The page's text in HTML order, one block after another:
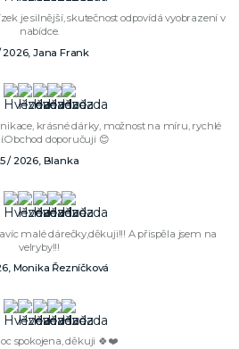
je silnější, skutečnost odpovídá vyobrazení v
nabídce.
2026, Jana Frank
krásné dárky, možnost na míru, rychlé
doporučuji 😊
5 / 2026, Blanka
malé dárečky,děkuji!!! A přispěla jsem na
velryby!!!
Monika Řezníčková
spokojena, děkuji 🍀❤️